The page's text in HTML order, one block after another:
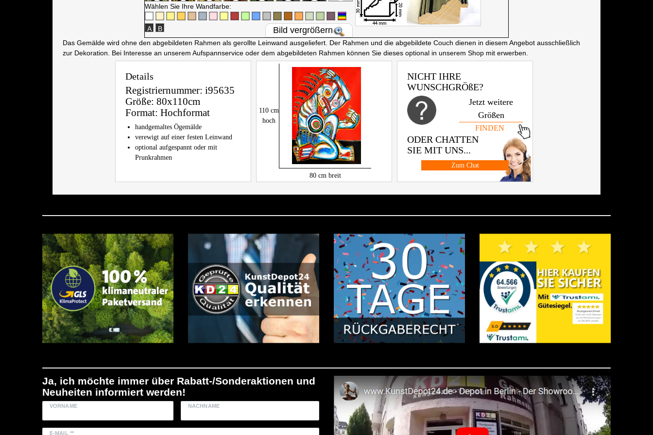
Wählen Sie Ihre Wandfarbe:
A B Bild vergrößern
Das Gemälde wird ohne den abgebildeten Rahmen als gerollte Leinwand ausgeliefert. Der Rahmen und die abgebildete Couch dienen in diesem Angebot ausschließlich
zur Dekoration. Bei Interesse an unserem Aufspannservice oder dem abgebildeten Rahmen können Sie dieses optional in unserem Shop mit erwerben.
Details
Registriernummer: i95635
Größe: 80x110cm
Format: Hochformat
handgemaltes Ögemälde
verewigt auf einer festen Leinwand
optional aufgespannt oder mit
Prunkrahmen
110 cm
hoch
80cm breit
NICHT IHRE
WUNSCHGRÖßE?
Jetzt weitere
Größen
FINDEN
ODER CHATTEN
SIE MIT UNS...
Zum Chat
Ja, ich möchte immer über Rabatt-/Sonderaktionen und
Neuheiten informiert werden!
VORNAME NACHNAME
E-MAIL **